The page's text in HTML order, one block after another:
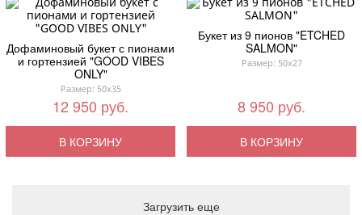
Дофаминовый букет с пионами
и гортензией "GOOD VIBES
ONLY"
Размер: 50x35
12 950 руб.
В КОРЗИНУ
Букет из 9 пионов "ETCHED
SALMON"
Размер: 50x27
8 950 руб.
В КОРЗИНУ
Загрузить еще